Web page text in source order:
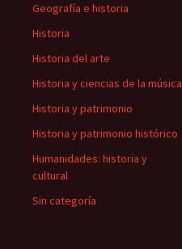
Geografía e historia
Historia
Historia del arte
Historia y ciencias de la música
Historia y patrimonio
Historia y patrimonio histórico
Humanidades: historia y
cultural
Sin categoría